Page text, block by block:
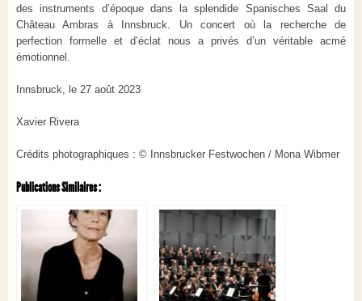
des instruments d’époque dans la splendide Spanisches Saal du
Château Ambras à Innsbruck. Un concert où la recherche de
perfection formelle et d’éclat nous a privés d’un véritable acmé
émotionnel.
Innsbruck, le 27 août 2023
Xavier Rivera
Crédits photographiques : © Innsbrucker Festwochen / Mona Wibmer
Publications Similaires :